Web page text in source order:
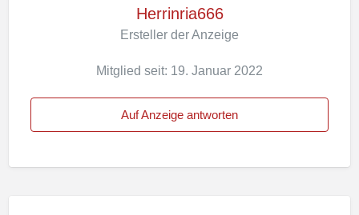
Herrinria666
Ersteller der Anzeige
Mitglied seit: 19. Januar 2022
Auf Anzeige antworten